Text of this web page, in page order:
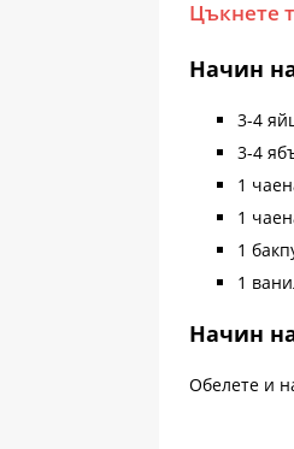
Цъкнете
Начин
3-4
3-4
1
1
1
1
Начин
Обелете и